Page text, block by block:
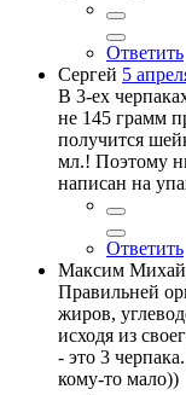
Ответить
Сергей 5
В 3-ех
не 145 грамм
получится
мл.! Поэтому
написан на
Ответить
Максим
Правильней
жиров,
исходя из
- это 3
кому-то мало))